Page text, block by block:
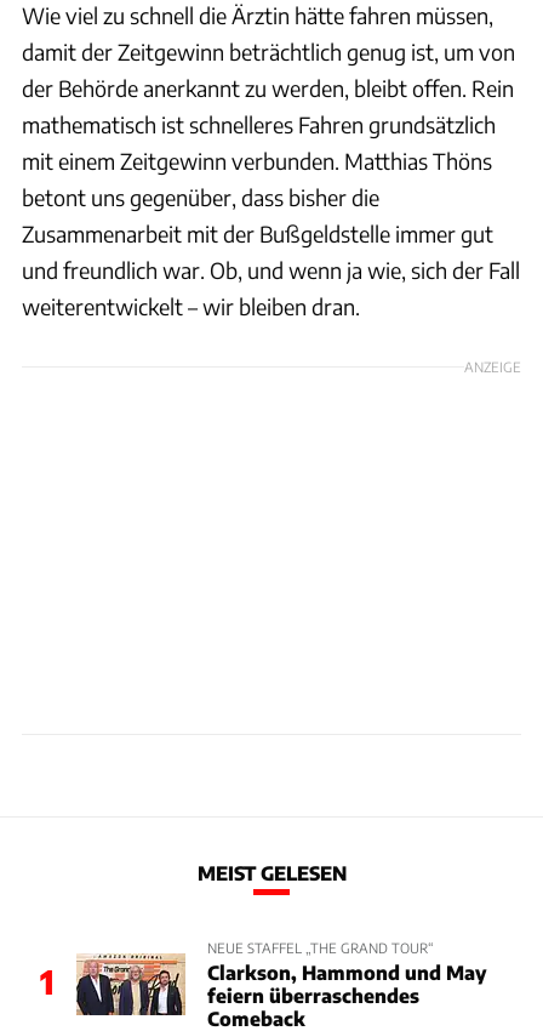
Wie viel zu schnell die Ärztin hätte fahren müssen,
damit der Zeitgewinn beträchtlich genug ist, um von
der Behörde anerkannt zu werden, bleibt offen. Rein
mathematisch ist schnelleres Fahren grundsätzlich
mit einem Zeitgewinn verbunden. Matthias Thöns
betont uns gegenüber, dass bisher die
Zusammenarbeit mit der Bußgeldstelle immer gut
und freundlich war. Ob, und wenn ja wie, sich der Fall
weiterentwickelt – wir bleiben dran.
ANZEIGE
MEIST GELESEN
1
NEUE STAFFEL „THE GRAND TOUR“
Clarkson, Hammond und May
feiern überraschendes
Comeback